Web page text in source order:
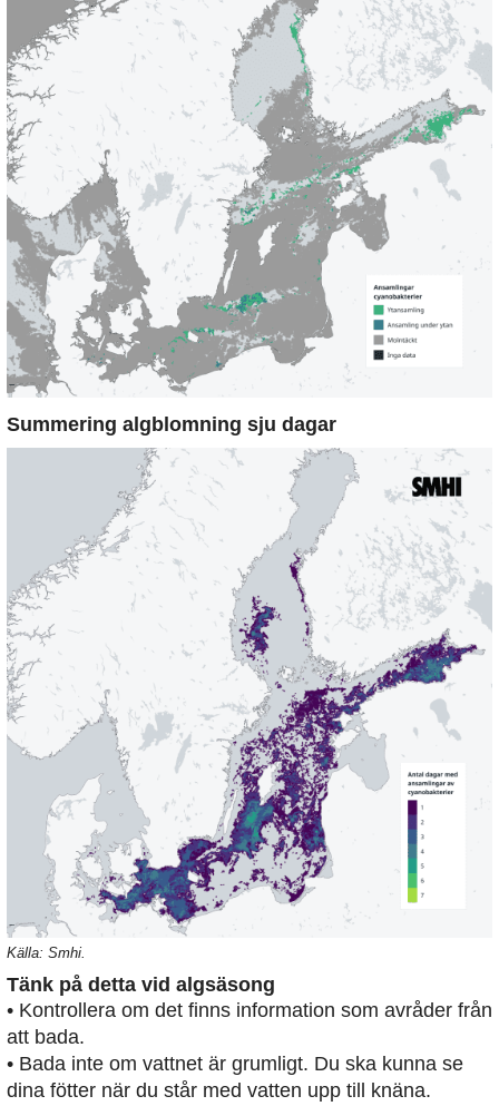
Summering algblomning sju dagar
Källa: Smhi.
Tänk på detta vid algsäsong
• Kontrollera om det finns information som avråder från
att bada.
• Bada inte om vattnet är grumligt. Du ska kunna se
dina fötter när du står med vatten upp till knäna.